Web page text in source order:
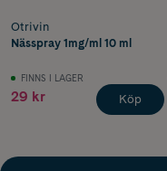
Otrivin
Nässpray 1mg/ml 10 ml
FINNS I LAGER
29 kr Köp